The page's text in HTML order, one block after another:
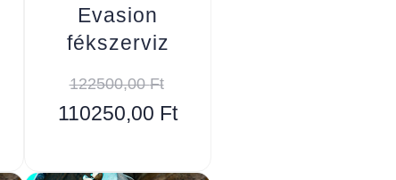
Evasion
fékszerviz
122500,00Ft
110250,00 Ft